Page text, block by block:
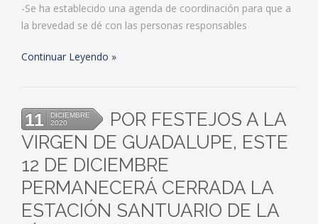
-Se ha establecido una agenda de coordinación para que a
la brevedad se dé con las personas responsables
Continuar Leyendo
11
DICIEMBRE
2020
POR FESTEJOS A LA
VIRGEN DE GUADALUPE, ESTE
12 DE DICIEMBRE
PERMANECERÁ CERRADA LA
ESTACIÓN SANTUARIO DE LA